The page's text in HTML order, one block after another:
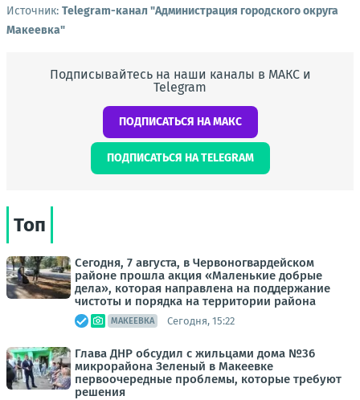
Источник: Telegram-канал "Администрация городского округа
Макеевка"
Подписывайтесь на наши каналы в МАКС и
Telegram
ПОДПИСАТЬСЯ НА МАКС
ПОДПИСАТЬСЯ НА TELEGRAM
Топ
Сегодня, 7 августа, в Червоногвардейском
районе прошла акция «Маленькие добрые
дела», которая направлена на поддержание
чистоты и порядка на территории района
МАКЕЕВКА Сегодня, 15:22
Глава ДНР обсудил с жильцами дома №36
микрорайона Зеленый в Макеевке
первоочередные проблемы, которые требуют
решения